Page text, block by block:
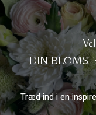
DIN
Træd ind i en